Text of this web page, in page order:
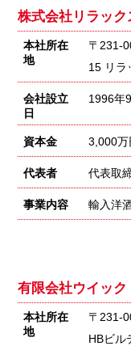
株式会社リラック
本社所在
地
〒231-
15 リラ
会社設立
日
1996年
資本金 3,000万
代表者 代表取
事業内容 輸入洋
有限会社ウイック
本社所在
地
〒231-
HBビル